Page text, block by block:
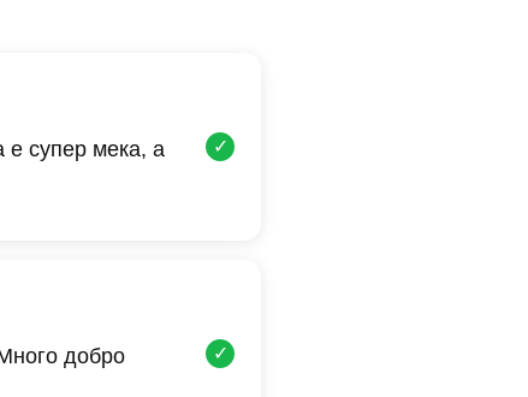
е супер мека, а
✓
добро
✓